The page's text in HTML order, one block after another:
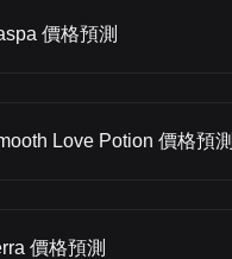
價格預測
Love Potion 價格預測
價格預測